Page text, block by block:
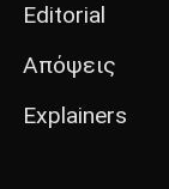
Editorial
Απόψεις
Explainers